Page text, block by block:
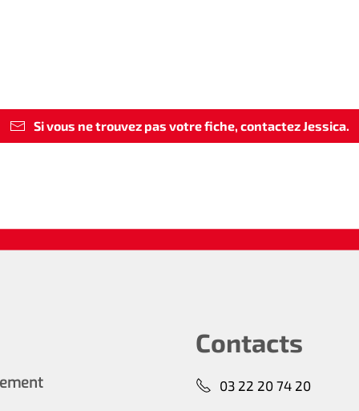
Si vous ne trouvez pas votre fiche, contactez Jessica.
Contacts
03 22 20 74 20